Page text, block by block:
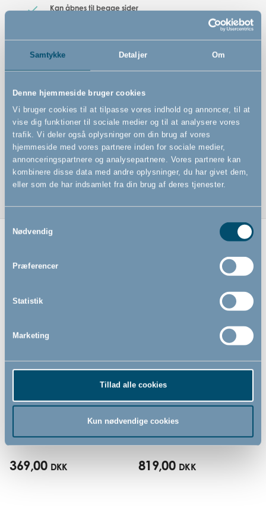
Samtykke Detaljer Om
Denne hjemmeside bruger cookies
Vi bruger cookies til at tilpasse vores indhold og annoncer, til at
vise dig funktioner til sociale medier og til at analysere vores
trafik. Vi deler også oplysninger om din brug af vores
hjemmeside med vores partnere inden for sociale medier,
annonceringspartnere og analysepartnere. Vores partnere kan
kombinere disse data med andre oplysninger, du har givet dem,
eller som de har indsamlet fra din brug af deres tjenester.
Nødvendig
Præferencer
Statistik
Marketing
Tillad alle cookies
Kun nødvendige cookies
Kan åbnes til begge sider
sikkerhedsgitter, hvid
369,00 DKK
sikkerhedsgitter, hvid
- Vægmonteret
69cm - 106,5cm
819,00 DKK